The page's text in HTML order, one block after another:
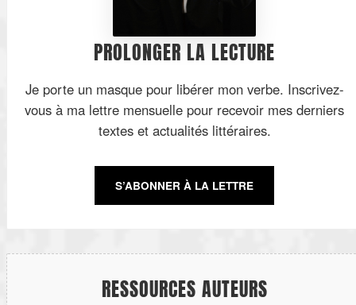
PROLONGER LA LECTURE
Je porte un masque pour libérer mon verbe. Inscrivez-
vous à ma lettre mensuelle pour recevoir mes derniers
textes et actualités littéraires.
S’ABONNER À LA LETTRE
RESSOURCES AUTEURS